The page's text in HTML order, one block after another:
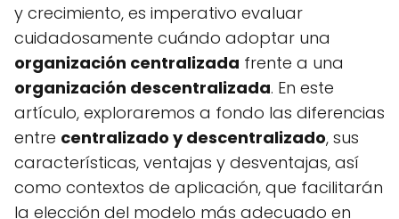
y crecimiento, es imperativo evaluar
cuidadosamente cuándo adoptar una
organización centralizada frente a una
organización descentralizada. En este
artículo, exploraremos a fondo las diferencias
entre centralizado y descentralizado, sus
características, ventajas y desventajas, así
como contextos de aplicación, que facilitarán
la elección del modelo más adecuado en